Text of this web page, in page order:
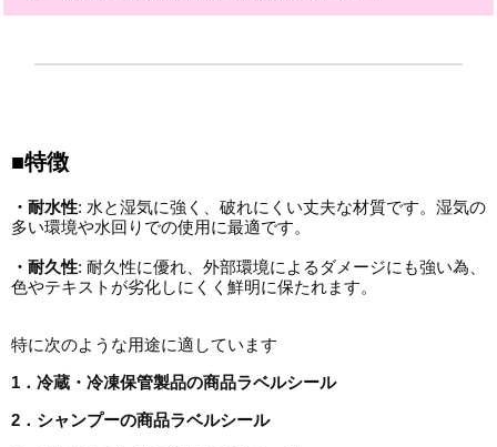
■特徴
・耐水性: 水と湿気に強く、破れにくい丈夫な材質です。湿気の
多い環境や水回りでの使用に最適です。
・耐久性: 耐久性に優れ、外部環境によるダメージにも強い為、
色やテキストが劣化しにくく鮮明に保たれます。
特に次のような用途に適しています
1．冷蔵・冷凍保管製品の商品ラベルシール
2．シャンプーの商品ラベルシール